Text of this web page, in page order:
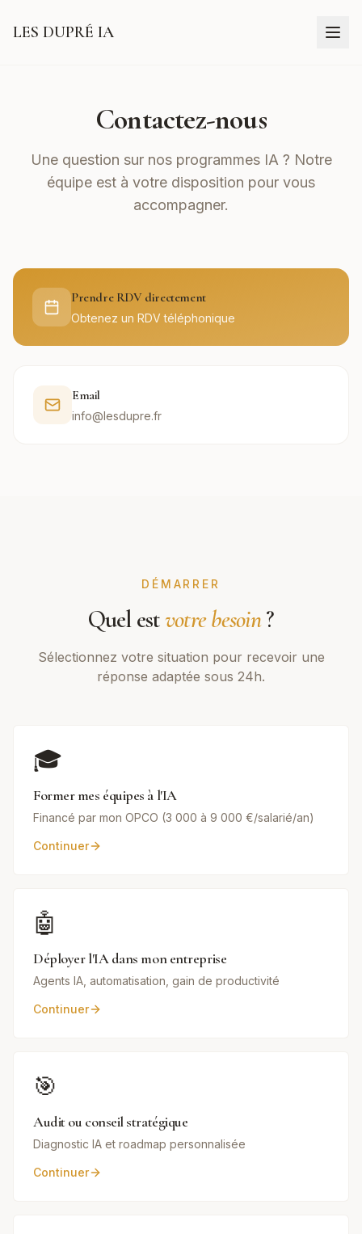
LES DUPRÉ IA
Contactez-nous
Une question sur nos programmes IA ? Notre
équipe est à votre disposition pour vous
accompagner.
Prendre RDV directement
Obtenez un RDV téléphonique
Email
info@lesdupre.fr
DÉMARRER
Quel estvotre besoin?
Sélectionnez votre situation pour recevoir une
réponse adaptée sous 24h.
🎓
Former mes équipes à l'IA
Financé par mon OPCO (3 000 à 9 000 €/salarié/an)
Continuer
🤖
Déployer l'IA dans mon entreprise
Agents IA, automatisation, gain de productivité
Continuer
🎯
Audit ou conseil stratégique
Diagnostic IA et roadmap personnalisée
Continuer